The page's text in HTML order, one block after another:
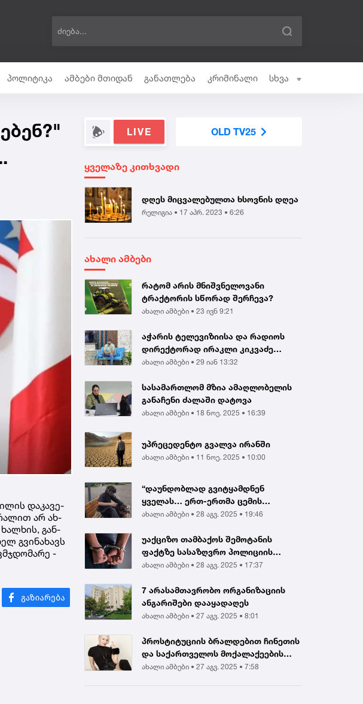
პოლიტიკა ამბები მთიდან განათლება კრიმინალი სხვა
და­კა­ვე­
არ ახ­
გან­
გვი­ნა­ხავს
-
LIVE OLD TV25
ყველაზე კითხვადი
დღეს მიცვალებულთა ხსოვნის დღეა
რელიგია • 17 აპრ. 2023 • 6:26
ახალი ამბები
რატომ არის მნიშვნელოვანი
ტრაქტორის სწორად შერჩევა?
ახალი ამბები • 23 ივნ 9:21
აჭარის ტელევიზიისა და რადიოს
დირექტორად ირაკლი კიკვაძე
აირჩიეს
ახალი ამბები • 29 იან 13:32
სასამართლომ მზია ამაღლობელის
განაჩენი ძალაში დატოვა
ახალი ამბები • 18 ნოე. 2025 • 16:39
უპრეცედენტო გვალვა ირანში
ახალი ამბები • 11 ნოე. 2025 • 10:00
“დაუნდობლად გვიტყამდნენ
ყველას… ერთ-ერთმა ცემის
შედეგად გონება დაკარგა...
ახალი ამბები • 28 აგვ. 2025 • 19:46
უაქციზო თამბაქოს შემოტანის
ფაქტზე სასაზღვრო პოლიციის
ინსპექტორი და ერთ...
ახალი ამბები • 28 აგვ. 2025 • 17:37
7 არასამთავრობო ორგანიზაციის
ანგარიშები დააყადაღეს
ახალი ამბები • 27 აგვ. 2025 • 8:01
პროსტიტუციის ბრალდებით ჩინეთის
და საქართველოს მოქალაქეების
დააკავეს |...
ახალი ამბები • 27 აგვ. 2025 • 7:58